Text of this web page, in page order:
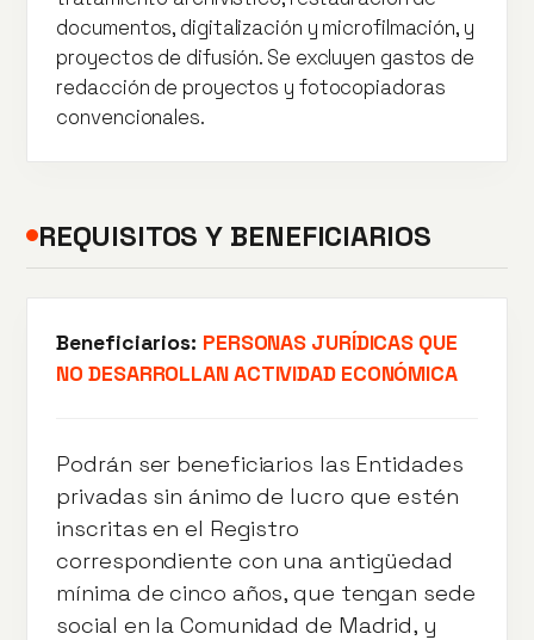
documentos, digitalización y microfilmación, y
proyectos de difusión. Se excluyen gastos de
redacción de proyectos y fotocopiadoras
convencionales.
REQUISITOS Y BENEFICIARIOS
Beneficiarios: PERSONAS JURÍDICAS QUE
NO DESARROLLAN ACTIVIDAD ECONÓMICA
Podrán ser beneficiarios las Entidades
privadas sin ánimo de lucro que estén
inscritas en el Registro
correspondiente con una antigüedad
mínima de cinco años, que tengan sede
social en la Comunidad de Madrid, y